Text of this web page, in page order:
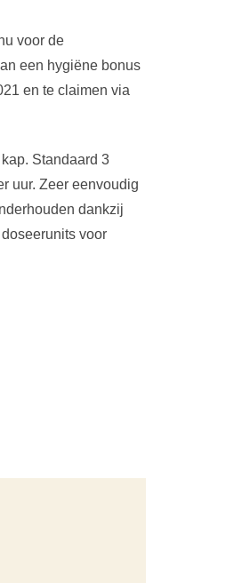
voor de
een hygiëne bonus
en te claimen via
Standaard 3
uur. Zeer eenvoudig
dankzij
voor